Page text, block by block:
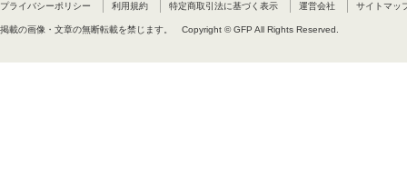
プライバシーポリシー 利用規約 特定商取引法に基づく表示 運営会社 サイトマッ
掲載の画像・文章の無断転載を禁じます。 Copyright © GFP All Rights Reserved.